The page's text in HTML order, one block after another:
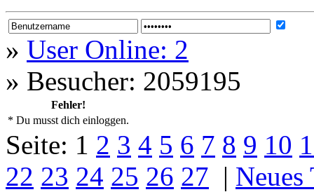
» User Online: 2
» Besucher: 2059195
Fehler!
* Du musst dich einloggen.
Seite: 1 2 3 4 5 6 7 8 9 10
22 23 24 25 26 27 | Neues